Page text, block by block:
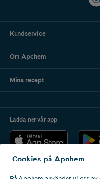
Kundservice
Om Apohem
Mina recept
Ladda ner vår app
Cookies på Apohem